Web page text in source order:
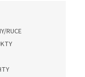
RUCE